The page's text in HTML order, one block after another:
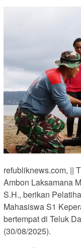
refubliknews.com, ||
Ambon Laksamana
S.H., berikan
Mahasiswa S1
bertempat di Teluk
(30/08/2025).